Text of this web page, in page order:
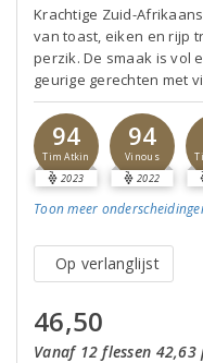
Krachtige Zuid-
van toast, eiken en rijp
perzik. De smaak is vol
geurige gerechten met
94
Tim Atkin
2023
94
Vinous
2022
Toon meer
Op verlanglijst
46,50
Vanaf 12 flessen 42,63